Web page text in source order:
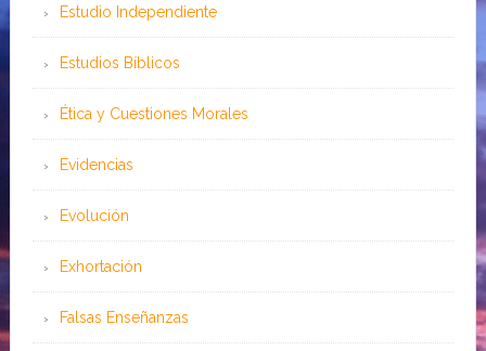
Estudio Independiente
Estudios Bíblicos
Ética y Cuestiones Morales
Evidencias
Evolución
Exhortación
Falsas Enseñanzas